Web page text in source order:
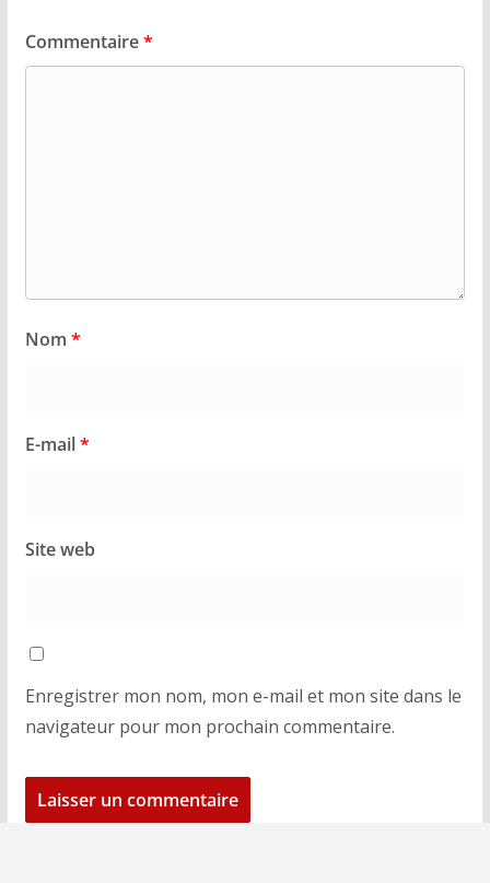
Commentaire*
Nom *
E-mail*
Site web
Enregistrer mon nom, mon e-mail et mon site dans le
navigateur pour mon prochain commentaire.